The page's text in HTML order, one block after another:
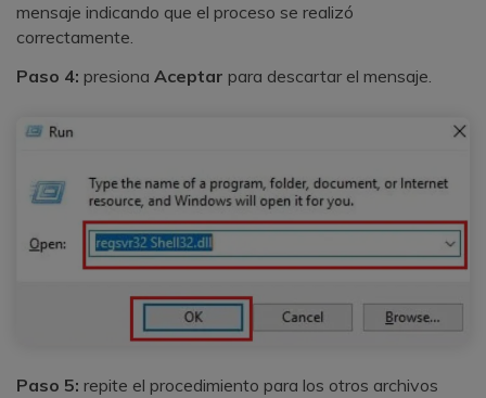
mensaje indicando que el proceso se realizó
correctamente.
Paso 4: presiona Aceptar para descartar el mensaje.
Paso 5: repite el procedimiento para los otros archivos